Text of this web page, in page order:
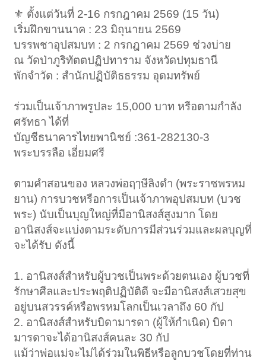
⚜️ ตั้งแต่วันที่ 2-16 กรกฎาคม 2569 (15 วัน)
เริ่มฝึกขานนาค : 23 มิถุนายน 2569
บรรพชาอุปสมบท : 2 กรกฎาคม 2569 ช่วงบ่าย
ณ วัดป่าภูริทัตตปฏิปทาราม จังหวัดปทุมธานี
พักจำวัด : สำนักปฏิบัติธธรรม อุดมทรัพย์
ร่วมเป็นเจ้าภาพรูปละ 15,000 บาท หรือตามกำลัง
ศรัทธา ได้ที่
บัญชีธนาคารไทยพานิชย์ :361-282130-3
พระบรรลือ เอี่ยมศรี
ตามคำสอนของ หลวงพ่อฤๅษีลิงดำ (พระราชพรหม
ยาน) การบวชหรือการเป็นเจ้าภาพอุปสมบท (บวช
พระ) นับเป็นบุญใหญ่ที่มีอานิสงส์สูงมาก โดย
อานิสงส์จะแบ่งตามระดับการมีส่วนร่วมและผลบุญที่
จะได้รับ ดังนี้
1. อานิสงส์สำหรับผู้บวชเป็นพระด้วยตนเอง ผู้บวชที่
รักษาศีลและประพฤติปฏิบัติดี จะมีอานิสงส์เสวยสุข
อยู่บนสวรรค์หรือพรหมโลกเป็นเวลาถึง 60 กัป
2. อานิสงส์สำหรับบิดามารดา (ผู้ให้กำเนิด) บิดา
มารดาจะได้อานิสงส์คนละ 30 กัป
แม้ว่าพ่อแม่จะไม่ได้ร่วมในพิธีหรือลูกบวชโดยที่ท่าน